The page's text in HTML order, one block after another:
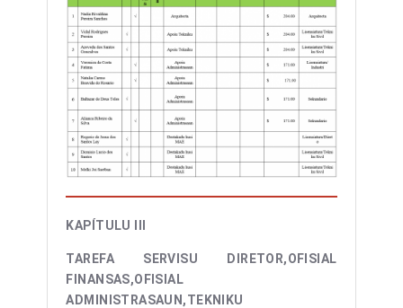
KAPÍTULU III
TAREFA SERVISU DIRETOR,OFISIAL
FINANSAS,OFISIAL
ADMINISTRASAUN,TEKNIKU